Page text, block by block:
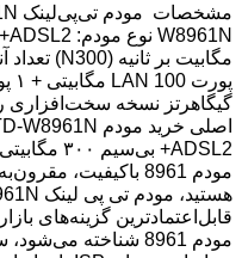
مودم 8961 باکیفیت،
قابل‌اعتمادترین گزینه‌های
مودم 8961 شناخته